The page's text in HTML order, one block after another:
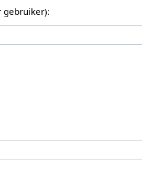
gebruiker):